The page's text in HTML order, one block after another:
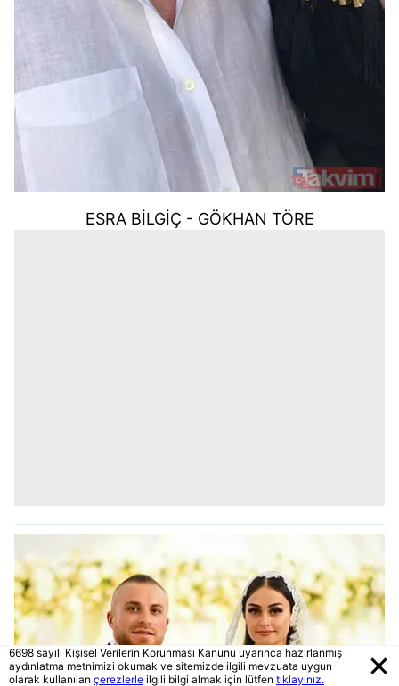
ESRA BİLGİÇ - GÖKHAN TÖRE
6698 sayılı Kişisel Verilerin Korunması Kanunu uyarınca hazırlanmış
aydınlatma metnimizi okumak ve sitemizde ilgili mevzuata uygun
olarak kullanılan çerezlerle ilgili bilgi almak için lütfen tıklayınız.